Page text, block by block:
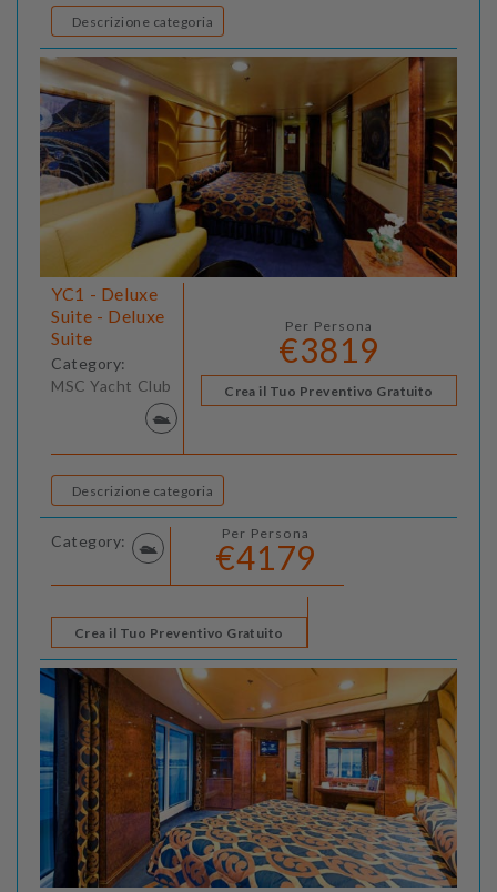
Descrizione categoria
YC1 - Deluxe
Suite - Deluxe
Suite
Category:
MSC Yacht Club
Per Persona
€3819
Crea il Tuo Preventivo Gratuito
Descrizione categoria
Category: Per Persona
€4179
Crea il Tuo Preventivo Gratuito